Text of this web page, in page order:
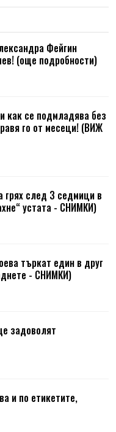
Фейгин
(още подробности)
как се подмладява без
го от месеци! (ВИЖ
грях след 3 седмици в
устата - СНИМКИ)
търкат един в друг
- СНИМКИ)
задоволят
и по етикетите,